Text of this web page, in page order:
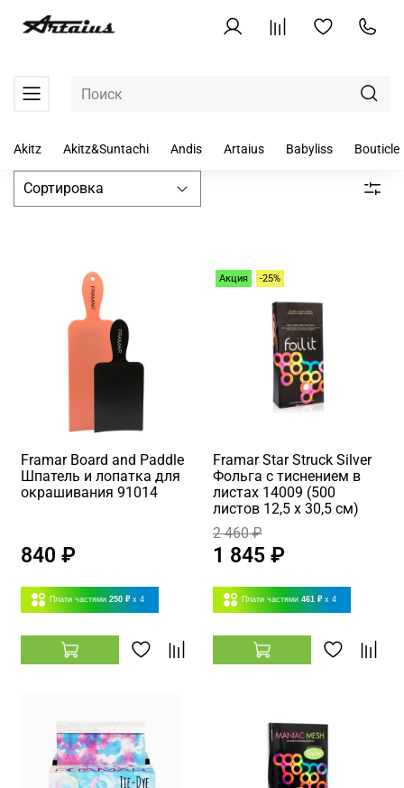
Akitz Akitz&Suntachi Andis Artaius Babyliss Bouticle
Framar Board and Paddle
Шпатель и лопатка для
окрашивания 91014
840 ₽
Плати частями 250 ₽ x 4
Акция -25%
Framar Star Struck Silver
Фольга с тиснением в
листах 14009 (500
листов 12,5 х 30,5 см)
2 460 ₽
1 845 ₽
Плати частями 461 ₽ x 4